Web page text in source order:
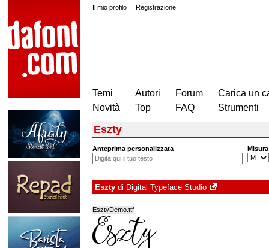
Il mio profilo | Registrazione
Temi
Novità
Autori
Top
Forum
FAQ
Carica un
Strumenti
Eszty
Anteprima personalizzata Misura
Eszty di Digital Typeface Studio
EsztyDemo.ttf